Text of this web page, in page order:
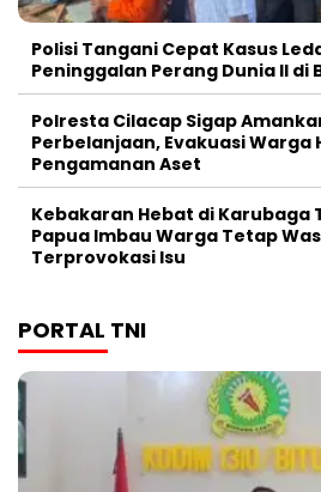
Polisi Tangani Cepat Kasus
Peninggalan Perang Dunia II di
Polresta Cilacap Sigap
Perbelanjaan, Evakuasi Warga
Pengamanan Aset
Kebakaran Hebat di Karubaga
Papua Imbau Warga Tetap
Terprovokasi Isu
PORTAL TNI